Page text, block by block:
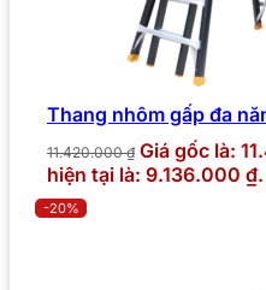
Thang nhôm gấp đa
11.420.000₫ Giá gốc là:
hiện tại là: 9.136.000 ₫.
-20%